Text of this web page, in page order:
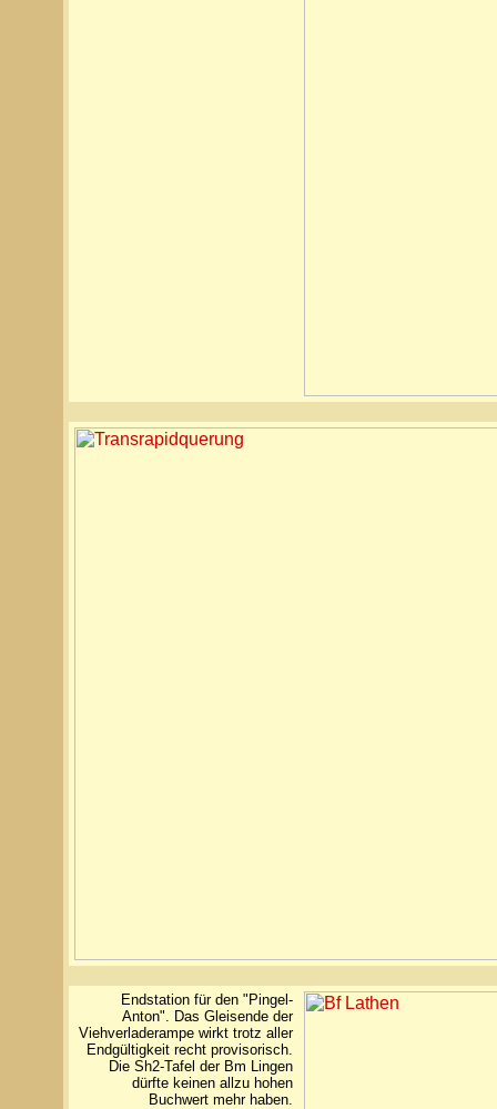
Endstation für den "Pingel-
Anton". Das Gleisende der
Viehverladerampe wirkt trotz aller
Endgültigkeit recht provisorisch.
Die Sh2-Tafel der Bm Lingen
dürfte keinen allzu hohen
Buchwert mehr haben.